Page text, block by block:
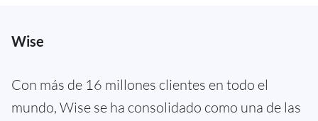
Wise
Con más de 16 millones clientes en todo el
mundo, Wise se ha consolidado como una de las